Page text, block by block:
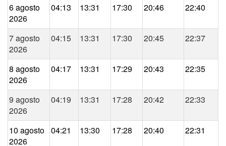
6 agosto
2026
04:13 13:31 17:30 20:46 22:40
7 agosto
2026
04:15 13:31 17:30 20:45 22:37
8 agosto
2026
04:17 13:31 17:29 20:43 22:35
9 agosto
2026
04:19 13:31 17:28 20:42 22:33
10 agosto
2026
04:21 13:30 17:28 20:40 22:31